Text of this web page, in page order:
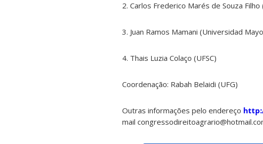
2. Carlos Frederico Marés de Souza Filho
3. Juan Ramos Mamani (Universidad
4. Thais Luzia Colaço (UFSC)
Coordenação: Rabah Belaidi (UFG)
Outras informações pelo endereço
mail